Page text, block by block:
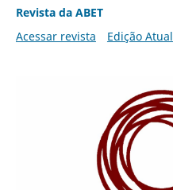
Revista da ABET
Acessar revista
Edição Atual